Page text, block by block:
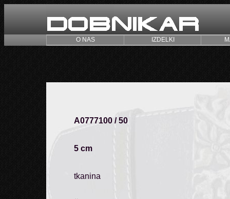
O NAS IZDELKI
A0777100 / 50
5 cm
tkanina